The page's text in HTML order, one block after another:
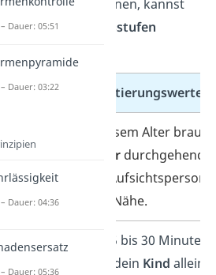
allein bleiben können, kannst
an groben
Altersstufen
Orientierungswerte
In diesem Alter
Kinder durchgehend
eine Aufsichtsperson
ihrer Nähe.
6 Jahre
Für 15 bis 30 Minuten
kann dein Kind allein
Dauer: 05:51
Dauer: 03:22
Dauer: 04:36
Dauer: 05:36